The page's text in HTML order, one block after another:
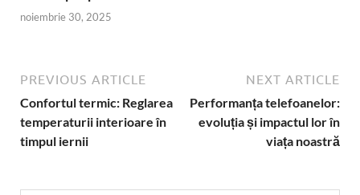
noiembrie 30, 2025
PREVIOUS ARTICLE
Confortul termic: Reglarea
temperaturii interioare în
timpul iernii
NEXT ARTICLE
Performanța telefoanelor:
evoluția și impactul lor în
viața noastră